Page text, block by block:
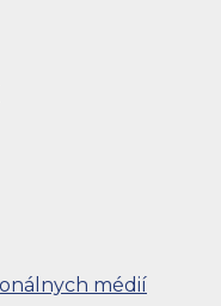
médií